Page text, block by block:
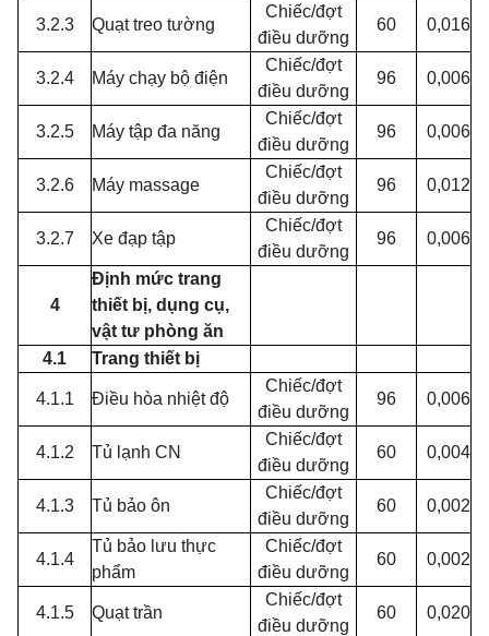
3.2.3 Quạt treo tường
Chiếc/đợt
điều dưỡng
60 0,016
3.2.4 Máy chạy bộ điện
Chiếc/đợt
điều dưỡng
96 0,006
3.2.5 Máy tập đa năng
Chiếc/đợt
điều dưỡng
96 0,006
3.2.6 Máy massage
Chiếc/đợt
điều dưỡng
96 0,012
3.2.7 Xe đạp tập
Chiếc/đợt
điều dưỡng
96 0,006
4
Định mức trang
thiết bị, dụng cụ,
vật tư phòng ăn
4.1
Trang thiết bị
4.1.1 Điều hòa nhiệt độ
Chiếc/đợt
điều dưỡng
96 0,006
4.1.2 Tủ lạnh CN
Chiếc/đợt
điều dưỡng
60 0,004
4.1.3 Tủ bảo ôn
Chiếc/đợt
điều dưỡng
60 0,002
4.1.4
Tủ bảo lưu thực
phẩm
Chiếc/đợt
điều dưỡng
60 0,002
4.1.5 Quạt trần
Chiếc/đợt
điều dưỡng
60 0,020